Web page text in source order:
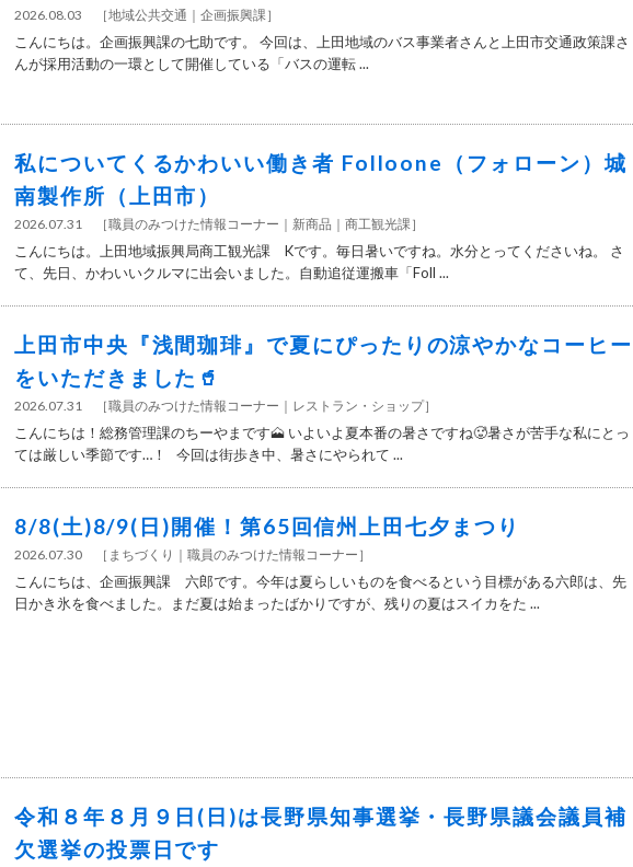
2026.08.03 ［地域公共交通 企画振興課 ］
こんにちは。企画振興課の七助です。 今回は、上田地域のバス事業者さんと上田市交通政策課さ
んが採用活動の一環として開催している「バスの運転 ...
私についてくるかわいい働き者 Folloone（フォローン）城
南製作所（上田市）
2026.07.31 ［職員のみつけた情報コーナー 新商品 商工観光課 ］
こんにちは。上田地域振興局商工観光課 Kです。毎日暑いですね。水分とってくださいね。 さ
て、先日、かわいいクルマに出会いました。自動追従運搬車「Foll ...
上田市中央『浅間珈琲』で夏にぴったりの涼やかなコーヒー
をいただきました🥤
2026.07.31 ［職員のみつけた情報コーナー レストラン・ショップ］
こんにちは！総務管理課のちーやまです🗻 いよいよ夏本番の暑さですね🥵暑さが苦手な私にとっ
ては厳しい季節です…！ 今回は街歩き中、暑さにやられて ...
8/8(土)8/9(日)開催！第65回信州上田七夕まつり
2026.07.30 ［ まちづくり 職員のみつけた情報コーナー ］
こんにちは、企画振興課 六郎です。今年は夏らしいものを食べるという目標がある六郎は、先
日かき氷を食べました。まだ夏は始まったばかりですが、残りの夏はスイカをた ...
令和８年８月９日(日)は長野県知事選挙・長野県議会議員補
欠選挙の投票日です